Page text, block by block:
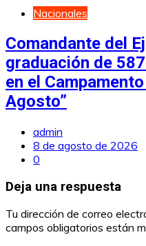
Nacionales
Comandante del
graduación de
en el
Agosto”
admin
8 de agosto de 2026
0
Deja una respuesta
Tu dirección de correo
campos obligatorios están